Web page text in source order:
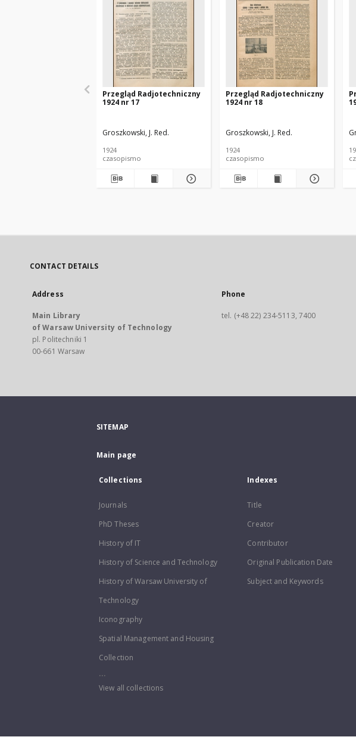
Przegląd Radjotechniczny
1924 nr 17
Groszkowski, J. Red.
1924
czasopismo
Przegląd Radjotechniczny
1924 nr 18
Groszkowski, J. Red.
1924
czasopismo
CONTACT DETAILS
Address
Main Library
of Warsaw University of Technology
pl. Politechniki 1
00-661 Warsaw
Phone
tel. (+48 22) 234-5113, 7400
SITEMAP
Main page
Collections
Journals
PhD Theses
History of IT
History of Science and Technology
History of Warsaw University of
Technology
Iconography
Spatial Management and Housing
Collection
...
View all collections
Indexes
Title
Creator
Contributor
Original Publication Date
Subject and Keywords